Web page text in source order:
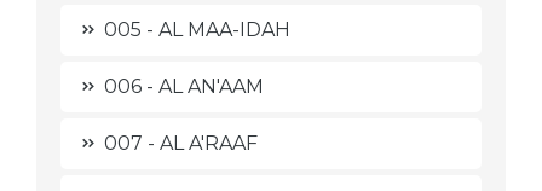
005 - AL MAA-IDAH
006 - AL AN'AAM
007 - AL A'RAAF